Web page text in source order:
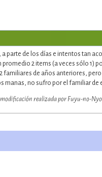
a parte de los días e intentos tan
promedio 2 items (a veces sólo 1)
familiares de años anteriores,
manas, no sufro por el familiar de
realizada por Fuyu-no-